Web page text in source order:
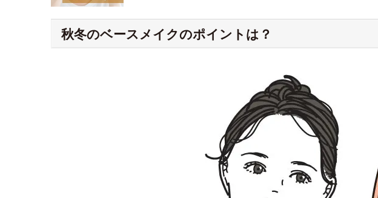
秋冬のベースメイクのポイントは？